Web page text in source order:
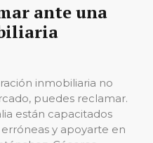
ante una
inmobiliaria no
puedes reclamar.
están capacitados
y apoyarte en